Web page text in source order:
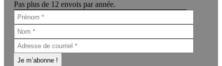
Pas plus de 12 envois par année.